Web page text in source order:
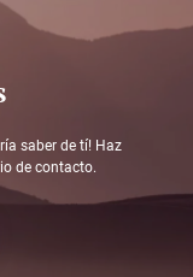
saber de tí! Haz
de contacto.